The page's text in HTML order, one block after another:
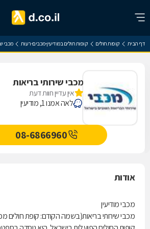
דף הבית קופות חולים קופות חולים במודיעין-מכבים-רעות מכבי
מכבי שירותי בריאות
אין עדיין חוות דעת
לאה אמנו 1, מודיעין
08-6866960
אודות
מכבי מודיעין
מכבי שירותי בריאות(בשמה הקודם: קופת חולים